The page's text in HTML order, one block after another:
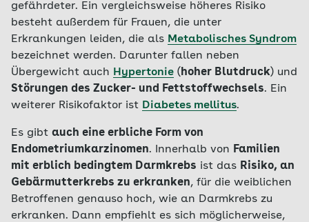
gefährdeter. Ein vergleichsweise höheres Risiko
besteht außerdem für Frauen, die unter
Erkrankungen leiden, die als Metabolisches Syndrom
bezeichnet werden. Darunter fallen neben
Übergewicht auch Hypertonie ( hoher Blutdruck) und
Störungen des Zucker- und Fettstoffwechsels. Ein
weiterer Risikofaktor ist Diabetes mellitus.
Es gibt auch eine erbliche Form von
Endometriumkarzinomen. Innerhalb von Familien
mit erblich bedingtem Darmkrebs ist das Risiko, an
Gebärmutterkrebs zu erkranken, für die weiblichen
Betroffenen genauso hoch, wie an Darmkrebs zu
erkranken. Dann empfiehlt es sich möglicherweise,